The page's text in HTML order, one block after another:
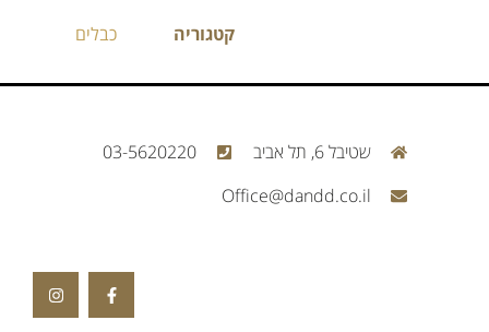
קטגוריה כבלים
שטיבל 6, תל אביב
03-5620220
Office@dandd.co.il